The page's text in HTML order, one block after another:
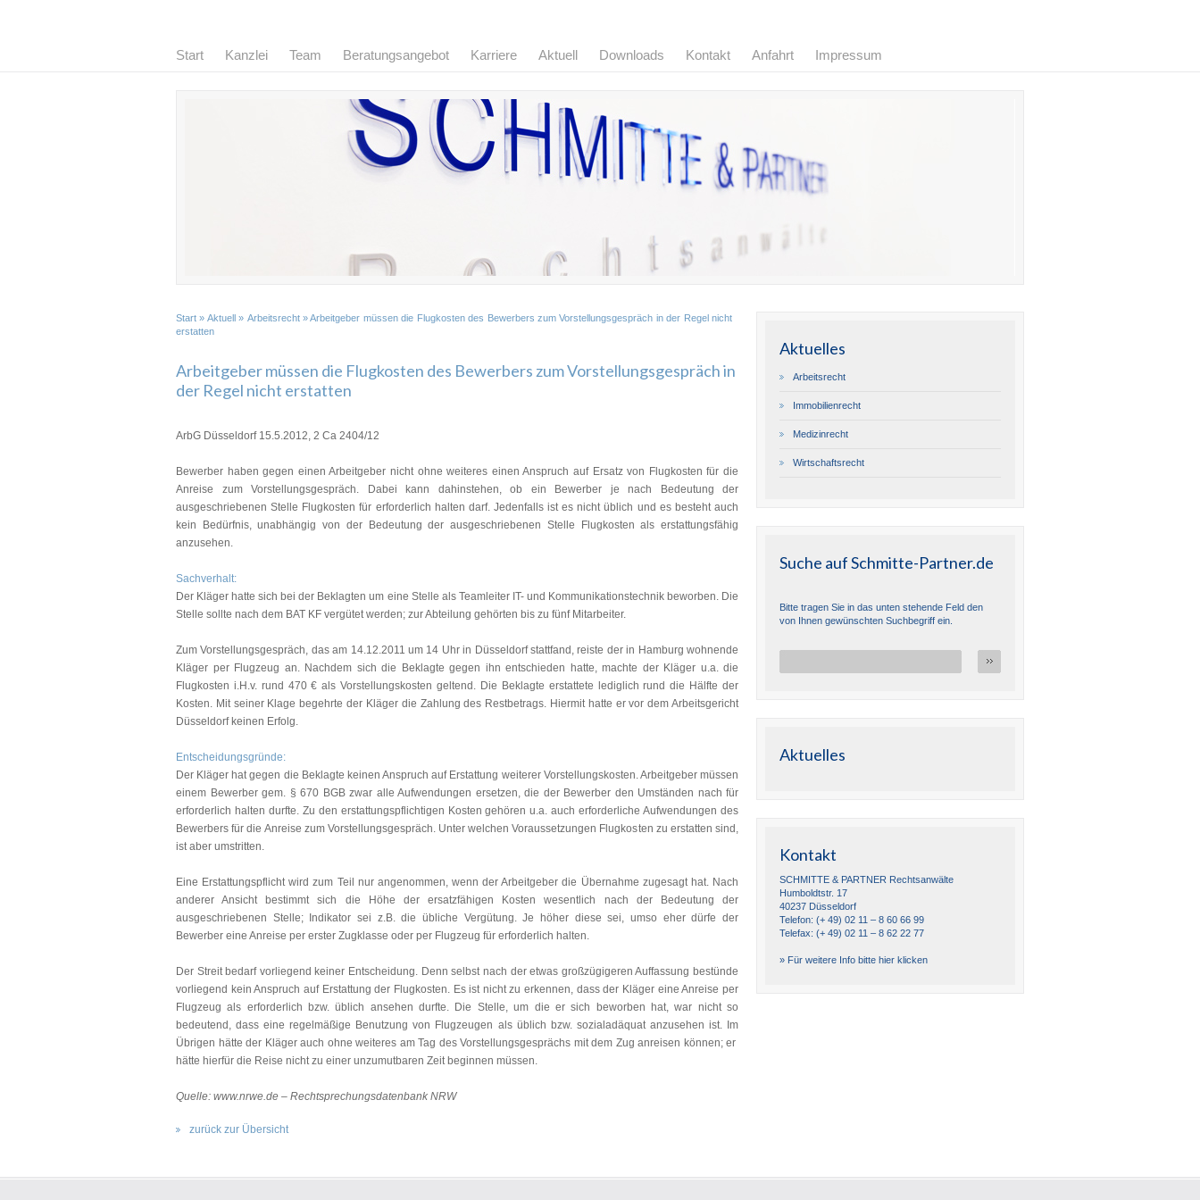
Start Kanzlei Team Beratungsangebot Karriere Aktuell Downloads Kontakt Anfahrt Impressum
Start » Aktuell» Arbeitsrecht» Arbeitgeber müssen die Flugkosten des Bewerbers zum Vorstellungsgespräch in der Regel nicht
erstatten
Arbeitgeber müssen die Flugkosten des Bewerbers zum Vorstellungsgespräch in
der Regel nicht erstatten
ArbG Düsseldorf 15.5.2012, 2 Ca 2404/12
Bewerber haben gegen einen Arbeitgeber nicht ohne weiteres einen Anspruch auf Ersatz von Flugkosten für die
Anreise zum Vorstellungsgespräch. Dabei kann dahinstehen, ob ein Bewerber je nach Bedeutung der
ausgeschriebenen Stelle Flugkosten für erforderlich halten darf. Jedenfalls ist es nicht üblich und es besteht auch
kein Bedürfnis, unabhängig von der Bedeutung der ausgeschriebenen Stelle Flugkosten als erstattungsfähig
anzusehen.
Sachverhalt:
Der Kläger hatte sich bei der Beklagten um eine Stelle als Teamleiter IT- und Kommunikationstechnik beworben. Die
Stelle sollte nach dem BAT KF vergütet werden; zur Abteilung gehörten bis zu fünf Mitarbeiter.
Zum Vorstellungsgespräch, das am 14.12.2011 um 14 Uhr in Düsseldorf stattfand, reiste der in Hamburg wohnende
Kläger per Flugzeug an. Nachdem sich die Beklagte gegen ihn entschieden hatte, machte der Kläger u.a. die
Flugkosten i.H.v. rund 470 € als Vorstellungskosten geltend. Die Beklagte erstattete lediglich rund die Hälfte der
Kosten. Mit seiner Klage begehrte der Kläger die Zahlung des Restbetrags. Hiermit hatte er vor dem Arbeitsgericht
Düsseldorf keinen Erfolg.
Entscheidungsgründe:
Der Kläger hat gegen die Beklagte keinen Anspruch auf Erstattung weiterer Vorstellungskosten. Arbeitgeber müssen
einem Bewerber gem. § 670 BGB zwar alle Aufwendungen ersetzen, die der Bewerber den Umständen nach für
erforderlich halten durfte. Zu den erstattungspflichtigen Kosten gehören u.a. auch erforderliche Aufwendungen des
Bewerbers für die Anreise zum Vorstellungsgespräch. Unter welchen Voraussetzungen Flugkosten zu erstatten sind,
ist aber umstritten.
Eine Erstattungspflicht wird zum Teil nur angenommen, wenn der Arbeitgeber die Übernahme zugesagt hat. Nach
anderer Ansicht bestimmt sich die Höhe der ersatzfähigen Kosten wesentlich nach der Bedeutung der
ausgeschriebenen Stelle; Indikator sei z.B. die übliche Vergütung. Je höher diese sei, umso eher dürfe der
Bewerber eine Anreise per erster Zugklasse oder per Flugzeug für erforderlich halten.
Der Streit bedarf vorliegend keiner Entscheidung. Denn selbst nach der etwas großzügigeren Auffassung bestünde
vorliegend kein Anspruch auf Erstattung der Flugkosten. Es ist nicht zu erkennen, dass der Kläger eine Anreise per
Flugzeug als erforderlich bzw. üblich ansehen durfte. Die Stelle, um die er sich beworben hat, war nicht so
bedeutend, dass eine regelmäßige Benutzung von Flugzeugen als üblich bzw. sozialadäquat anzusehen ist. Im
Übrigen hätte der Kläger auch ohne weiteres am Tag des Vorstellungsgesprächs mit dem Zug anreisen können; er
hätte hierfür die Reise nicht zu einer unzumutbaren Zeit beginnen müssen.
Quelle: www.nrwe.de – Rechtsprechungsdatenbank NRW
zurück zur Übersicht
Aktuelles
Arbeitsrecht
Immobilienrecht
Medizinrecht
Wirtschaftsrecht
Suche auf Schmitte-Partner.de
Bitte tragen Sie in das unten stehende Feld den
von Ihnen gewünschten Suchbegriff ein.
Aktuelles
Kontakt
SCHMITTE & PARTNER Rechtsanwälte
Humboldtstr. 17
40237 Düsseldorf
Telefon: (+ 49) 02 11 – 8 60 66 99
Telefax: (+ 49) 02 11 – 8 62 22 77
» Für weitere Info bitte hier klicken